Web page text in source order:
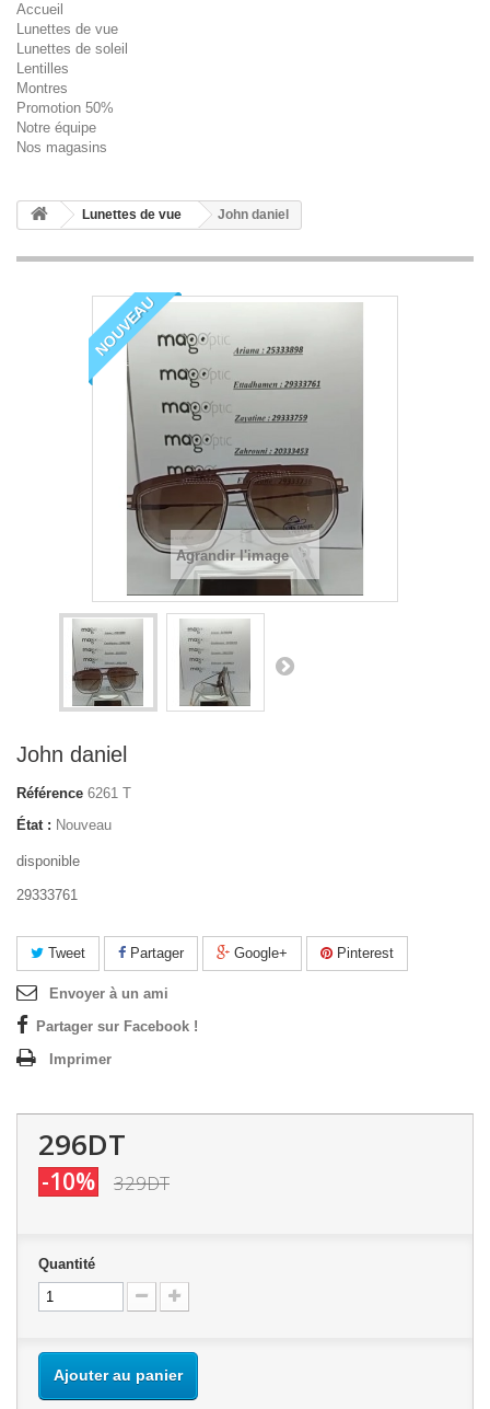
Accueil
Lunettes de vue
Lunettes de soleil
Lentilles
Montres
Promotion 50%
Notre équipe
Nos magasins
Lunettes de vue John daniel
NOUVEAU
Agrandir l'image
John daniel
Référence 6261 T
État : Nouveau
disponible
29333761
Tweet Partager Google+ Pinterest
Envoyer à un ami
Partager sur Facebook !
Imprimer
296DT
-10% 329DT
Quantité
Ajouter au panier